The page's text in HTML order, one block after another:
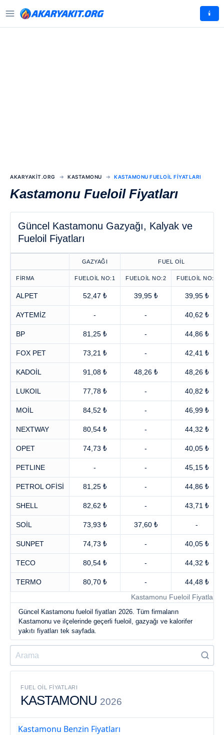
🕯️
AKARYAKIT.ORG KASTAMONU KASTAMONU FUELOIL FIYATLARI
Kastamonu Fueloil Fiyatları
Güncel Kastamonu Gazyağı, Kalyak ve
Fueloil Fiyatları
GAZYAĞI FUEL OİL
FİRMA FUELOİL NO:1 FUELOİL NO:2 FUELOİL NO:3
ALPET 52,47 ₺ 39,95 ₺ 39,95 ₺
AYTEMİZ - - 40,62 ₺
BP 81,25 ₺ - 44,86 ₺
FOX PET 73,21 ₺ - 42,41 ₺
KADOİL 91,08 ₺ 48,26 ₺ 48,26 ₺
LUKOIL 77,78 ₺ - 40,82 ₺
MOİL 84,52 ₺ - 46,99 ₺
NEXTWAY 80,54 ₺ - 44,32 ₺
OPET 74,73 ₺ - 40,05 ₺
PETLINE - - 45,15 ₺
PETROL OFİSİ 81,25 ₺ - 44,86 ₺
SHELL 82,62 ₺ - 43,71 ₺
SOİL 73,93 ₺ 37,60 ₺ -
SUNPET 74,73 ₺ - 40,05 ₺
TECO 80,54 ₺ - 44,32 ₺
TERMO 80,70 ₺ -
44,48 ₺
Kastamonu Fueloil Fiyatları,
Güncel Kastamonu fueloil fiyatları 2026. Tüm firmaların
Kastamonu ve ilçelerinde geçerli fueloil, gazyağı ve kalorifer
yakıtı fiyatları tek sayfada.
FUEL OIL FIYATLARI
KASTAMONU 2026
Kastamonu Benzin Fiyatları